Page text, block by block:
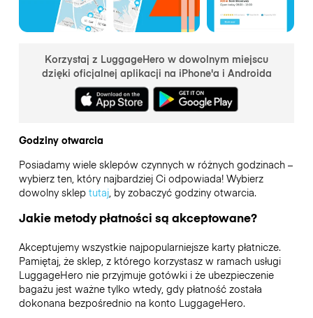
Korzystaj z LuggageHero w dowolnym miejscu
dzięki oficjalnej aplikacji na iPhone'a i Androida
Godziny otwarcia
Posiadamy wiele sklepów czynnych w różnych godzinach –
wybierz ten, który najbardziej Ci odpowiada! Wybierz
dowolny sklep tutaj, by zobaczyć godziny otwarcia.
Jakie metody płatności są akceptowane?
Akceptujemy wszystkie najpopularniejsze karty płatnicze.
Pamiętaj, że sklep, z którego korzystasz w ramach usługi
LuggageHero nie przyjmuje gotówki i że ubezpieczenie
bagażu jest ważne tylko wtedy, gdy płatność została
dokonana bezpośrednio na konto LuggageHero.